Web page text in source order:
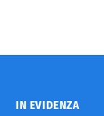
IN EVIDENZA